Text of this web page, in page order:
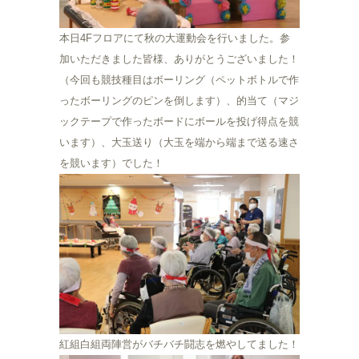
本日4Fフロアにて秋の大運動会を行いました。参
加いただきました皆様、ありがとうございました！
（今回も競技種目はボーリング（ペットボトルで作
ったボーリングのピンを倒します）、的当て（マジ
ックテープで作ったボードにボールを投げ得点を競
います）、大玉送り（大玉を端から端まで送る速さ
を競います）でした！
紅組白組両陣営がバチバチ闘志を燃やしてました！